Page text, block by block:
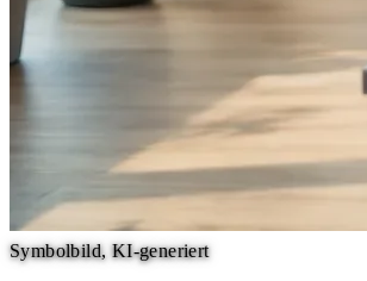
Symbolbild, KI-generiert